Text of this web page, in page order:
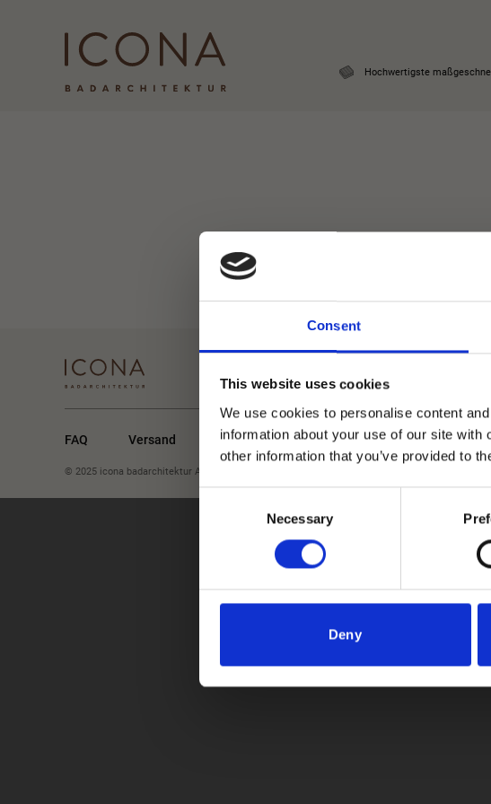
Consent
This website uses cookies
We use cookies to personalise content
information about your use of our site
other information that you’ve provided to
Consent
Necessary
Deny
Hochwertigste
FAQ Versand Für Händler Jobs
© 2025 icona badarchitektur All rights reserved